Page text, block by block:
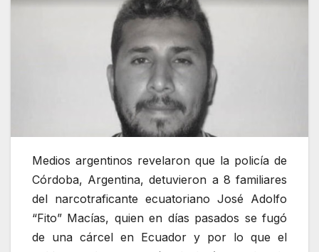
Medios argentinos revelaron que la policía de
Córdoba, Argentina, detuvieron a 8 familiares
del narcotraficante ecuatoriano José Adolfo
“Fito” Macías, quien en días pasados se fugó
de una cárcel en Ecuador y por lo que el